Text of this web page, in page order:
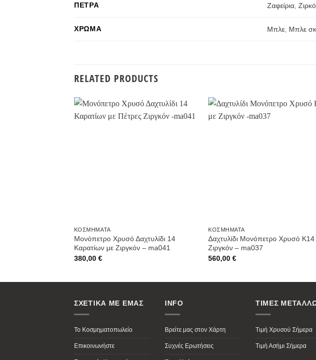
ΠΈΤΡΑ Ζαφείρια ,
ΧΡΏΜΑ Μπλε Μπλε
RELATED PRODUCTS
ΚΟΣΜΉΜΑΤΑ
Μονόπετρο Χρυσό Δαχτυλίδι 14
Καρατίων με Ζιργκόν – ma041
380,00 €
ΚΟΣΜΉΜΑΤΑ
Δαχτυλίδι Μονόπετρο Χρυσό Κ14
Ζιργκόν – ma037
560,00€
ΣΧΕΤΙΚΑ ΜΕ ΕΜΑΣ
Το Κοσμηματοπωλείο
Επικοινωνήστε
INFO
Βρείτε μας στον Χάρτη
Συχνές Ερωτήσεις
ΤΙΜΕΣ
Τιμή Χρυσού Σήμερα
Τιμή Ασήμι Σήμερα